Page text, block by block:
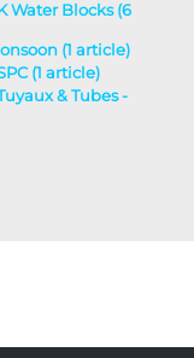
Water Blocks (6
(1 article)
(1 article)
& Tubes -